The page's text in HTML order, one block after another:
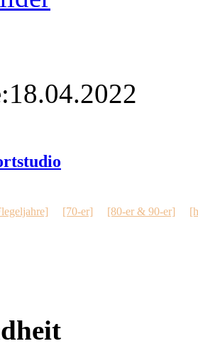
[70-er] [80-er & 90-er]